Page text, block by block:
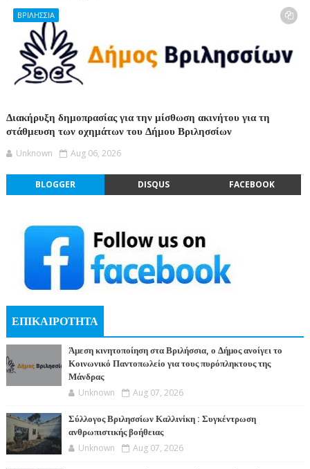
ΒΡΙΛΗΣΣΙΑ
Διακήρυξη δημοπρασίας για την μίσθωση ακινήτου για τη
στάθμευση των οχημάτων του Δήμου Βριλησσίων
Unknown Aug 06, 2026
BLOGGER DISQUS FACEBOOK
ΕΠΙΚΑΙΡΟΤΗΤΑ
Άμεση κινητοποίηση στα Βριλήσσια, ο Δήμος ανοίγει το
Κοινωνικό Παντοπωλείο για τους πυρόπληκτους της
Μάνδρας
Unknown Aug 07, 2026
Σύλλογος Βριλησσίων Καλλινίκη : Συγκέντρωση
ανθρωπιστικής βοήθειας
Unknown Aug 07, 2026